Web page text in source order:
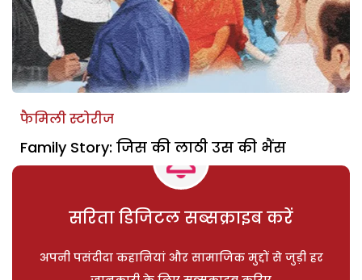
फैमिली स्टोरीज
Family Story: जिस की लाठी उस की भैंस
सरिता डिजिटल सब्सक्राइब करें
अपनी पसंदीदा कहानियां और सामाजिक मुद्दों से जुड़ी हर